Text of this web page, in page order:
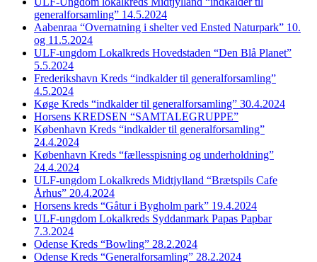
generalforsamling” 14.5.2024
Aabenraa “Overnatning i shelter ved Ensted Naturpark” 10.
og 11.5.2024
ULF-ungdom Lokalkreds Hovedstaden “Den Blå Planet”
5.5.2024
Frederikshavn Kreds “indkalder til generalforsamling”
4.5.2024
Køge Kreds “indkalder til generalforsamling” 30.4.2024
Horsens KREDSEN “SAMTALEGRUPPE”
København Kreds “indkalder til generalforsamling”
24.4.2024
København Kreds “fællesspisning og underholdning”
24.4.2024
ULF-ungdom Lokalkreds Midtjylland “Brætspils Cafe
Århus” 20.4.2024
Horsens kreds “Gåtur i Bygholm park” 19.4.2024
ULF-ungdom Lokalkreds Syddanmark Papas Papbar
7.3.2024
Odense Kreds “Bowling” 28.2.2024
Odense Kreds “Generalforsamling” 28.2.2024